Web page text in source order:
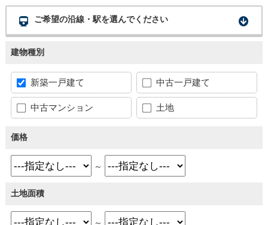
ご希望の沿線・駅を選んでください
建物種別
新築一戸建て 中古一戸建て
中古マンション 土地
価格
～
土地面積
～